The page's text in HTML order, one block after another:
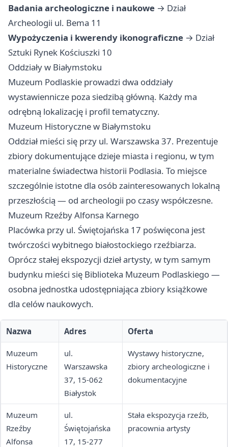
Badania archeologiczne i naukowe → Dział
Archeologii ul. Bema 11
Wypożyczenia i kwerendy ikonograficzne → Dział
Sztuki Rynek Kościuszki 10
Oddziały w Białymstoku
Muzeum Podlaskie prowadzi dwa oddziały
wystawiennicze poza siedzibą główną. Każdy ma
odrębną lokalizację i profil tematyczny.
Muzeum Historyczne w Białymstoku
Oddział mieści się przy ul. Warszawska 37. Prezentuje
zbiory dokumentujące dzieje miasta i regionu, w tym
materialne świadectwa historii Podlasia. To miejsce
szczególnie istotne dla osób zainteresowanych lokalną
przeszłością — od archeologii po czasy współczesne.
Muzeum Rzeźby Alfonsa Karnego
Placówka przy ul. Świętojańska 17 poświęcona jest
twórczości wybitnego białostockiego rzeźbiarza.
Oprócz stałej ekspozycji dzieł artysty, w tym samym
budynku mieści się Biblioteka Muzeum Podlaskiego —
osobna jednostka udostępniająca zbiory książkowe
dla celów naukowych.
Nazwa Adres Oferta
Muzeum
Historyczne
ul.
Warszawska
37, 15-062
Białystok
Wystawy historyczne,
zbiory archeologiczne i
dokumentacyjne
Muzeum
Rzeźby
Alfonsa
ul.
Świętojańska
17, 15-277
Stała ekspozycja rzeźb,
pracownia artysty